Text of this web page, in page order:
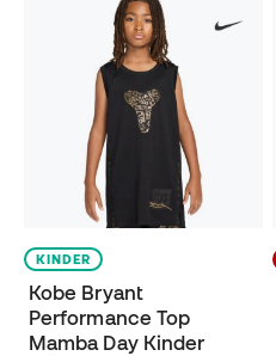
KINDER
Kobe Bryant
Performance Top
Mamba Day Kinder